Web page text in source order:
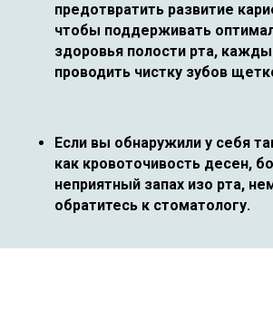
предотвратить развитие
чтобы поддерживать
здоровья полости рта,
проводить чистку зубов
Если вы обнаружили у себя
как кровоточивость десен,
неприятный запах изо рта,
обратитесь к стоматологу.